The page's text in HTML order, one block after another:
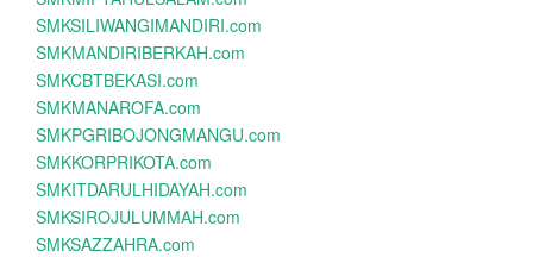
SMKSILIWANGIMANDIRI.com
SMKMANDIRIBERKAH.com
SMKCBTBEKASI.com
SMKMANAROFA.com
SMKPGRIBOJONGMANGU.com
SMKKORPRIKOTA.com
SMKITDARULHIDAYAH.com
SMKSIROJULUMMAH.com
SMKSAZZAHRA.com